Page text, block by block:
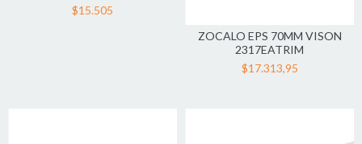
$15.505
ZOCALO EPS 70MM VISON
2317EATRIM
$17.313,95